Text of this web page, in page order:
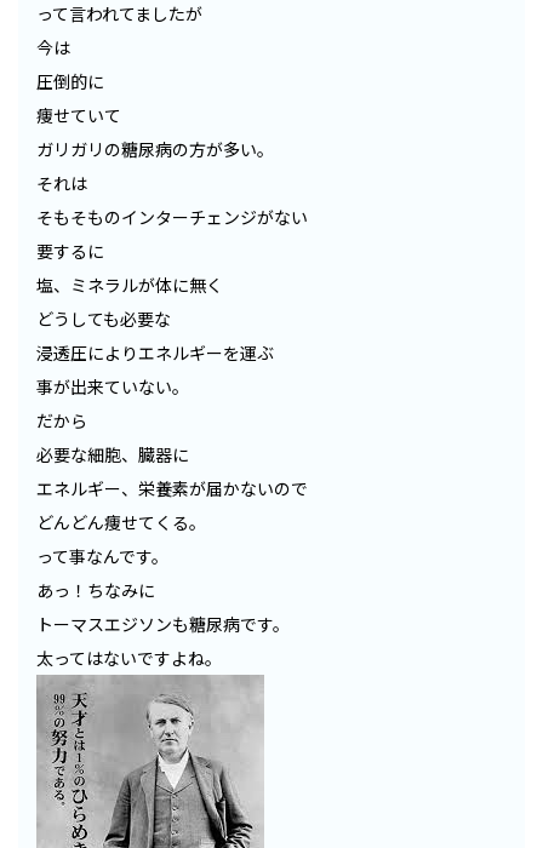
って言われてましたが
今は
圧倒的に
痩せていて
ガリガリの糖尿病の方が多い。
それは
そもそものインターチェンジがない
要するに
塩、ミネラルが体に無く
どうしても必要な
浸透圧によりエネルギーを運ぶ
事が出来ていない。
だから
必要な細胞、臓器に
エネルギー、栄養素が届かないので
どんどん痩せてくる。
って事なんです。
あっ！ちなみに
トーマスエジソンも糖尿病です。
太ってはないですよね。